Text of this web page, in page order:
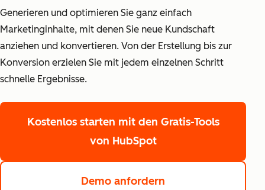
Generieren und optimieren Sie ganz einfach
Marketinginhalte, mit denen Sie neue Kundschaft
anziehen und konvertieren. Von der Erstellung bis zur
Konversion erzielen Sie mit jedem einzelnen Schritt
schnelle Ergebnisse.
Kostenlos starten mit den Gratis-Tools
von HubSpot
Demo anfordern